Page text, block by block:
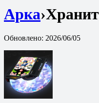
Арка›
Обновлено: 2026/06/05